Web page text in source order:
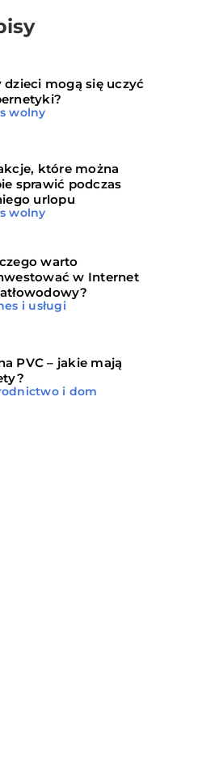
dzieci mogą się uczyć
wolny
które można
sprawić podczas
urlopu
wolny
warto
w Internet
i usługi
PVC – jakie mają
i dom